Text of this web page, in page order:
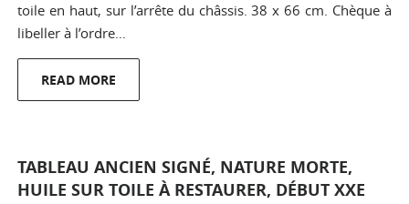
toile en haut, sur l’arrête du châssis. 38 x 66 cm. Chèque à
libeller à l’ordre…
READ MORE
TABLEAU ANCIEN SIGNÉ, NATURE MORTE,
HUILE SUR TOILE À RESTAURER, DÉBUT XXE